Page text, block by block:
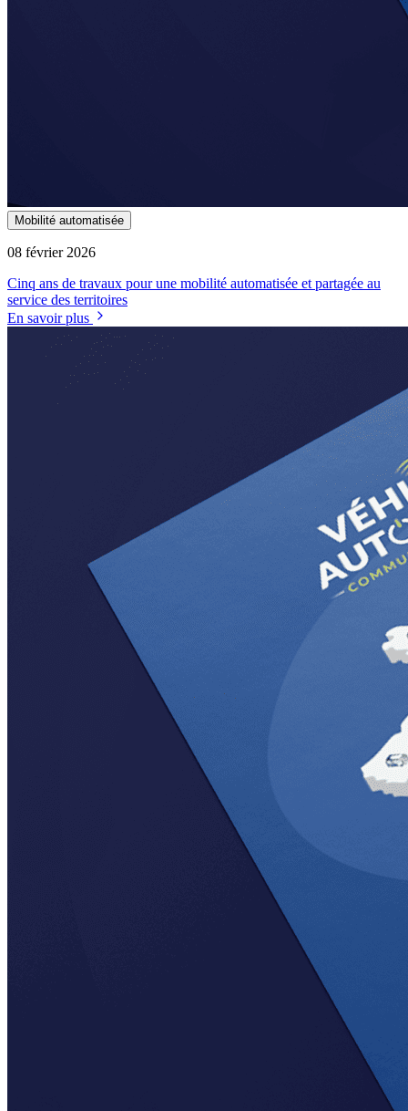
Mobilité automatisée
08 février 2026
Cinq ans de travaux pour une mobilité automatisée et partagée au
service des territoires
En savoir plus